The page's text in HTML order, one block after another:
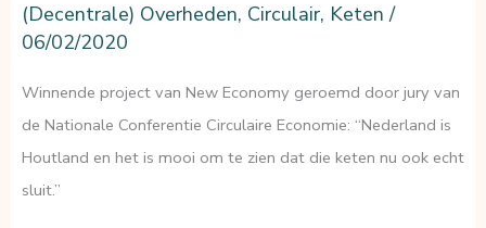
(Decentrale) Overheden, Circulair, Keten /
06/02/2020
Winnende project van New Economy geroemd door jury van
de Nationale Conferentie Circulaire Economie: “Nederland is
Houtland en het is mooi om te zien dat die keten nu ook echt
sluit.”